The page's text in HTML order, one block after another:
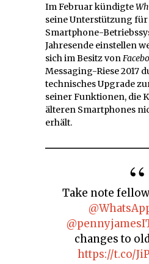
Im Februar kündigte
seine Unterstützung
Smartphone-
Jahresende einstellen
sich im Besitz von
Messaging-Riese 2017
technisches Upgrade
seiner Funktionen, die
älteren Smartphones
erhält.
Take note
changes to
https://t.co/